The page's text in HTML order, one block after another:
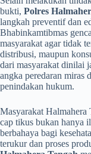
bukti, Polres
langkah preventif dan
Bhabinkamtibmas
masyarakat agar tidak
distribusi, maupun
dari masyarakat dinilai
angka peredaran miras
penindakan hukum.
​Masyarakat Halmahera
cap tikus bukan hanya
berbahaya bagi
terukur dan proses